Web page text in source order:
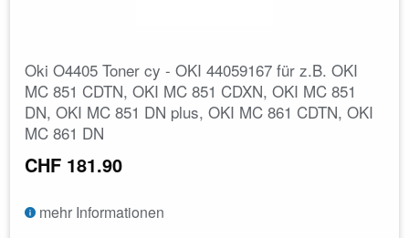
Oki O4405 Toner cy - OKI 44059167 für z.B. OKI
MC 851 CDTN, OKI MC 851 CDXN, OKI MC 851
DN, OKI MC 851 DN plus, OKI MC 861 CDTN, OKI
MC 861 DN
CHF 181.90
mehr Informationen